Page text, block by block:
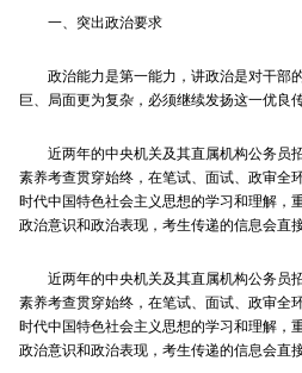
一、突出政治要求
政治能力是第一能力，讲政治是对干部
巨、局面更为复杂，必须继续发扬这一优良传
近两年的中央机关及其直属机构公务员
素养考查贯穿始终，在笔试、面试、政审全
时代中国特色社会主义思想的学习和理解，
政治意识和政治表现，考生传递的信息会直
近两年的中央机关及其直属机构公务员
素养考查贯穿始终，在笔试、面试、政审全
时代中国特色社会主义思想的学习和理解，
政治意识和政治表现，考生传递的信息会直